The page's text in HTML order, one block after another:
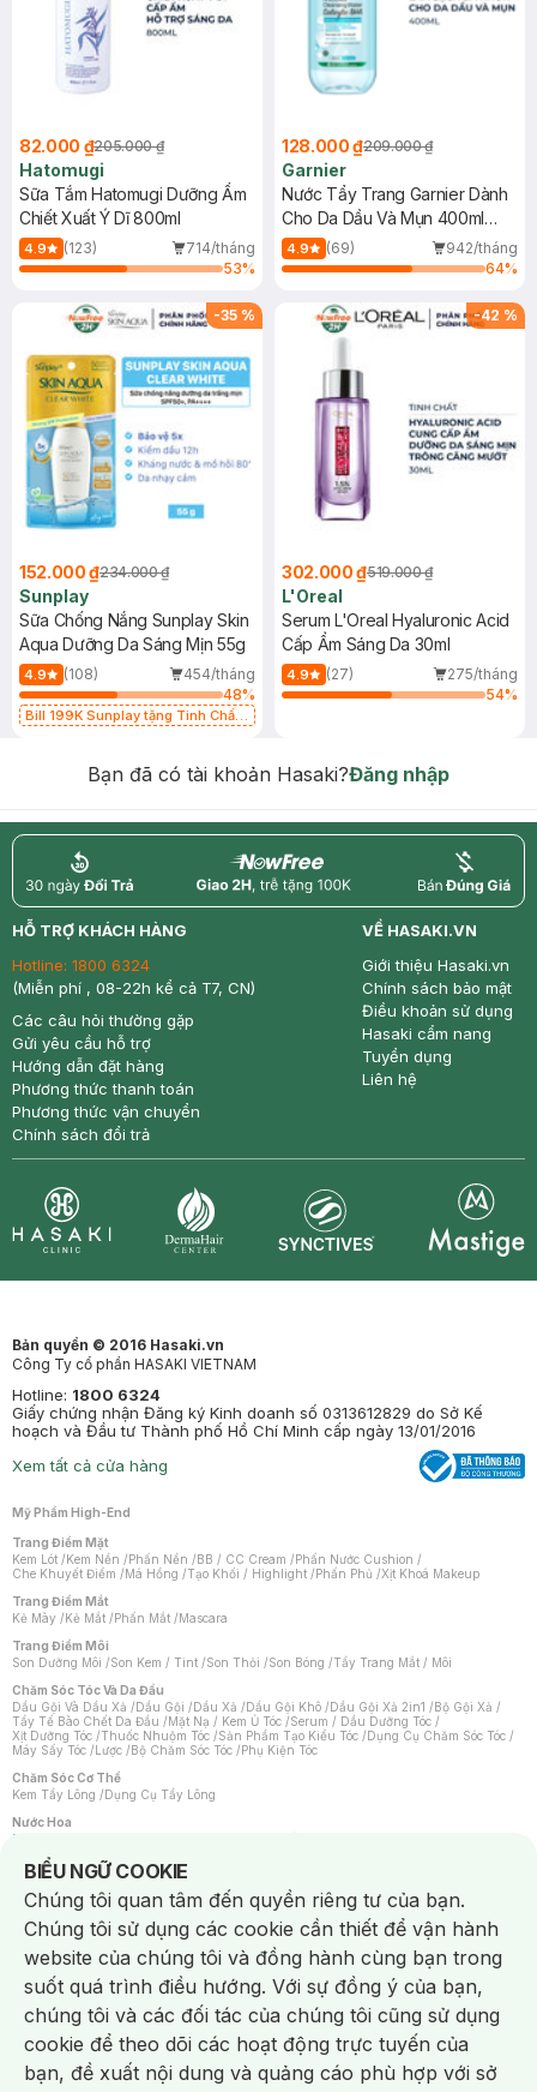
82.000 ₫205.000 ₫
Hatomugi
Sữa Tắm Hatomugi Dưỡng Ẩm
Chiết Xuất Ý Dĩ 800ml
4.9 (123)
714/tháng
53%
128.000 ₫209.000 ₫
Garnier
Nước Tẩy Trang Garnier Dành
Cho Da Dầu Và Mụn 400ml
(Mới)
4.9 (69)
942/tháng
64%
-35 %
152.000 ₫234.000 ₫
Sunplay
Sữa Chống Nắng Sunplay Skin
Aqua Dưỡng Da Sáng Mịn 55g
4.9 (108)
454/tháng
48%
Bill 199K Sunplay tặng Tinh Chất
-42 %
302.000 ₫519.000 ₫
L'Oreal
Serum L'Oreal Hyaluronic Acid
Cấp Ẩm Sáng Da 30ml
4.9 (27)
275/tháng
54%
Bạn đã có tài khoản Hasaki?Đăng nhập
return nowfree price
HỖ TRỢ KHÁCH HÀNG
Hotline: 1800 6324
(Miễn phí , 08-22h kể cả T7, CN)
Các câu hỏi thường gặp
Gửi yêu cầu hỗ trợ
Hướng dẫn đặt hàng
Phương thức thanh toán
Phương thức vận chuyển
Chính sách đổi trả
VỀ HASAKI.VN
Giới thiệu Hasaki.vn
Chính sách bảo mật
Điều khoản sử dụng
Hasaki cẩm nang
Tuyển dụng
Liên hệ
Bản quyền © 2016 Hasaki.vn
Công Ty cổ phần HASAKI VIETNAM
Hotline: 1800 6324
Giấy chứng nhận Đăng ký Kinh doanh số 0313612829 do Sở Kế
hoạch và Đầu tư Thành phố Hồ Chí Minh cấp ngày 13/01/2016
Xem tất cả cửa hàng
Mỹ Phẩm High-End
Trang Điểm Mặt
Kem Lót /Kem Nền /Phấn Nền /BB / CC Cream /Phấn Nước Cushion /
Che Khuyết Điểm /Má Hồng /Tạo Khối / Highlight /Phấn Phủ /Xịt Khoá Makeup
Trang Điểm Mắt
Kẻ Mày /Kẻ Mắt /Phấn Mắt /Mascara
Trang Điểm Môi
Son Dưỡng Môi /Son Kem / Tint /Son Thỏi /Son Bóng /Tẩy Trang Mắt / Môi
Chăm Sóc Tóc Và Da Đầu
Dầu Gội Và Dầu Xả /Dầu Gội /Dầu Xả /Dầu Gội Khô /Dầu Gội Xả 2in1 /Bộ Gội Xả /
Tẩy Tế Bào Chết Da Đầu /Mặt Nạ / Kem Ủ Tóc /Serum / Dầu Dưỡng Tóc /
Xịt Dưỡng Tóc /Thuốc Nhuộm Tóc /Sản Phẩm Tạo Kiểu Tóc /Dụng Cụ Chăm Sóc Tóc /
Máy Sấy Tóc /Lược /Bộ Chăm Sóc Tóc /Phụ Kiện Tóc
Chăm Sóc Cơ Thể
Kem Tẩy Lông /Dụng Cụ Tẩy Lông
Nước Hoa
Nước Hoa Nữ
Chăm Sóc Cá Nhân
Chống Muỗi /Khẩu Trang /Máy Massage/Mặt Nạ Xông Hơi /Nước Rửa Tay/
Sản Phẩm Chăm Sóc Khác /Bàn Chải Đánh Răng /Bàn Chải Điện/
Hỗ Trợ Trắng Răng/Kem Đánh Răng /Máy Tăm Nước/ Nước Súc Miệng/
Tăm / Chỉ Nha Khoa/ Xịt Thơm Miệng / Dung Dịch Vệ Sinh/Dưỡng Vùng Kín/
Khăn Ướt Vệ Sinh Vùng Kín/Băng Vệ Sinh/Tampon/Bọt Cạo Râu /Dao Cạo Râu/
Máy Cạo Râu
Vấn Đề Về Da
Da Dầu / Lỗ Chân Lông To/ Da Khô / Mất Nước/ Da Lão Hóa/ Da Mụn/
Da Nhạy Cảm / Kích Ứng
Da Xỉn Màu Thâm / Nám / Tàn Nhang
Quầng Thâm & Bọng Mắt /Sẹo /Viêm Da Cơ Địa
Dụng Cụ / Phụ Kiện Chăm Sóc Da
Bông Tẩy Trang
Khăn Lau Mặt Khô Dụng Cụ / Máy Rửa Mặt Máy Chăm Sóc Da
BIỂU NGỮ COOKIE
Notice about cookies usage
Chúng tôi quan tâm đến quyền riêng tư của bạn.
Chúng tôi sử dụng các cookie cần thiết để vận hành
website của chúng tôi và đồng hành cùng bạn trong
suốt quá trình điều hướng. Với sự đồng ý của bạn,
chúng tôi và các đối tác của chúng tôi cũng sử dụng
cookie để theo dõi các hoạt động trực tuyến của
bạn, đề xuất nội dung và quảng cáo phù hợp với sở